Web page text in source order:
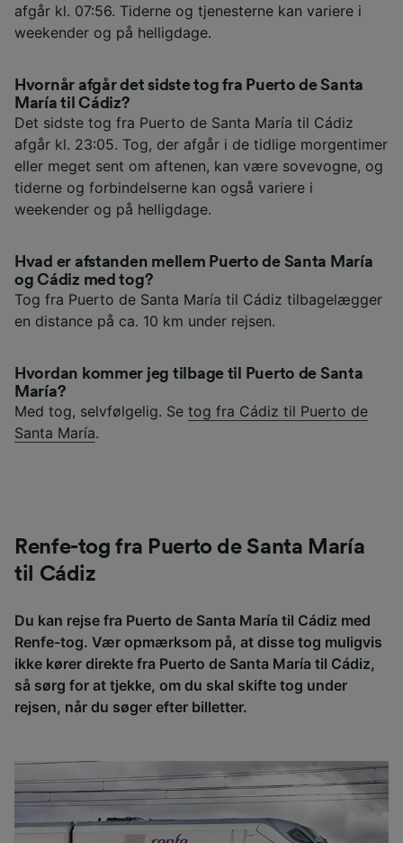
afgår kl. 07:56. Tiderne og tjenesterne kan variere i
weekender og på helligdage.
Hvornår afgår det sidste tog fra Puerto de Santa
María til Cádiz?
Det sidste tog fra Puerto de Santa María til Cádiz
afgår kl. 23:05. Tog, der afgår i de tidlige morgentimer
eller meget sent om aftenen, kan være sovevogne, og
tiderne og forbindelserne kan også variere i
weekender og på helligdage.
Hvad er afstanden mellem Puerto de Santa María
og Cádiz med tog?
Tog fra Puerto de Santa María til Cádiz tilbagelægger
en distance på ca. 10 km under rejsen.
Hvordan kommer jeg tilbage til Puerto de Santa
María?
Med tog, selvfølgelig. Se tog fra Cádiz til Puerto de
Santa María.
Renfe-tog fra Puerto de Santa María
til Cádiz
Du kan rejse fra Puerto de Santa María til Cádiz med
Renfe-tog. Vær opmærksom på, at disse tog muligvis
ikke kører direkte fra Puerto de Santa María til Cádiz,
så sørg for at tjekke, om du skal skifte tog under
rejsen, når du søger efter billetter.